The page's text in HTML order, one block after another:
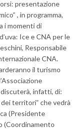
presentazione
, in programma,
i momenti di
Ice e CNA per le
Responsabile
CNA.
il turismo
infatti, di:
territori” che vedrà
(Presidente
(Coordinamento